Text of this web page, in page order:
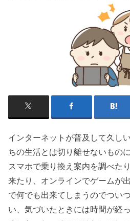
インターネットが普及して久し
ちの生活とは切り離せないもの
スマホで乗り換え案内を調べた
来たり、オンラインでゲームが
で何でも出来てしまうのでつい
い、気づいたときには時間が経